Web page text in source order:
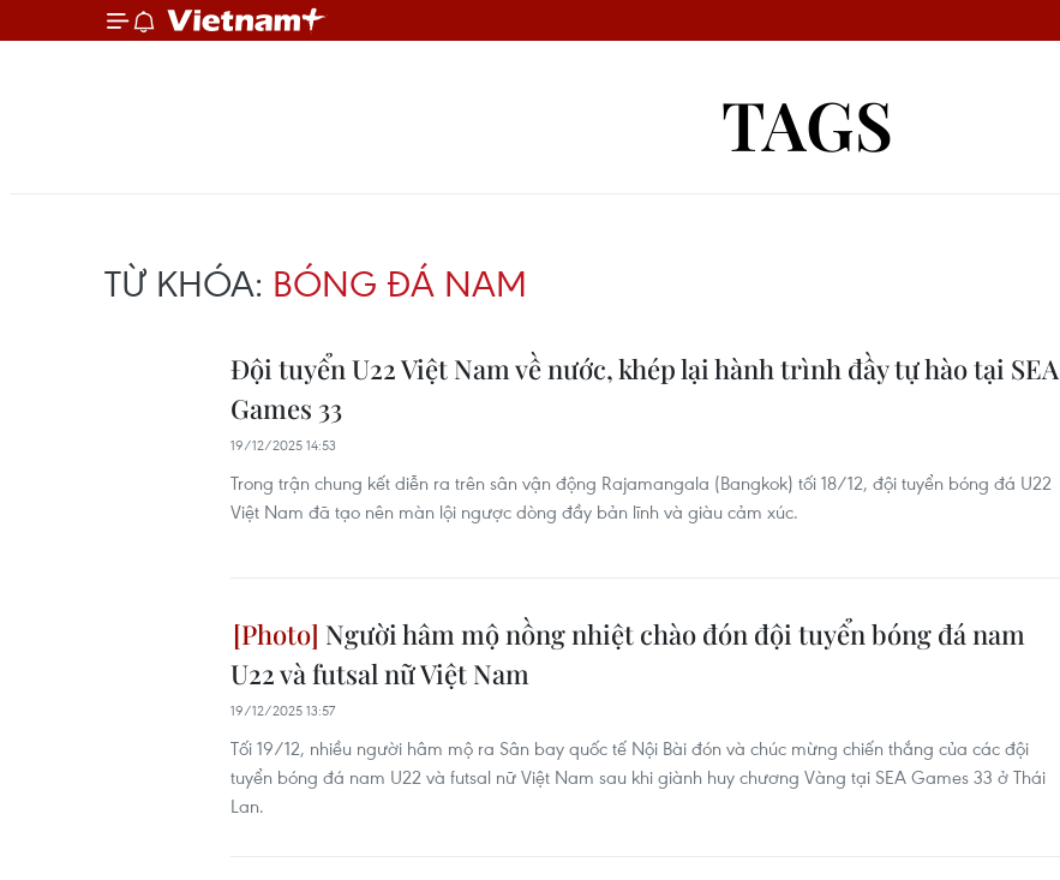
TAGS
TỪ KHÓA: BÓNG ĐÁ NAM
Đội tuyển U22 Việt Nam về nước, khép lại hành trình đầy tự hào tại SEA
Games 33
19/12/2025 14:53
Trong trận chung kết diễn ra trên sân vận động Rajamangala (Bangkok) tối 18/12, đội tuyển bóng đá U22
Việt Nam đã tạo nên màn lội ngược dòng đầy bản lĩnh và giàu cảm xúc.
Người hâm mộ nồng nhiệt chào đón đội tuyển bóng đá nam
U22 và futsal nữ Việt Nam
19/12/2025 13:57
Tối 19/12, nhiều người hâm mộ ra Sân bay quốc tế Nội Bài đón và chúc mừng chiến thắng của các đội
tuyển bóng đá nam U22 và futsal nữ Việt Nam sau khi giành huy chương Vàng tại SEA Games 33 ở Thái
Lan.